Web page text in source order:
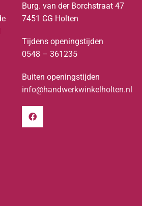
Burg. van der Borchstraat 47
7451 CG Holten
Tijdens openingstijden
0548 – 361235
Buiten openingstijden
info@handwerkwinkelholten.nl